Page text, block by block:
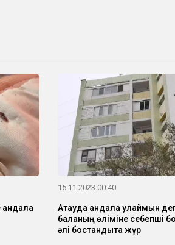
15.11.2023 00:40
Ақтауда қандала улаймын
баланың өліміне себепші
әлі бостандықта жүр